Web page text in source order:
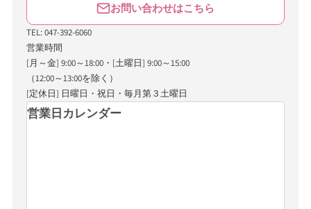
お問い合わせはこちら
TEL: 047-392-6060
営業時間
[月～金] 9:00～18:00・[土曜日] 9:00～15:00
（12:00～13:00を除く）
[定休日] 日曜日・祝日・毎月第３土曜日
営業日カレンダー